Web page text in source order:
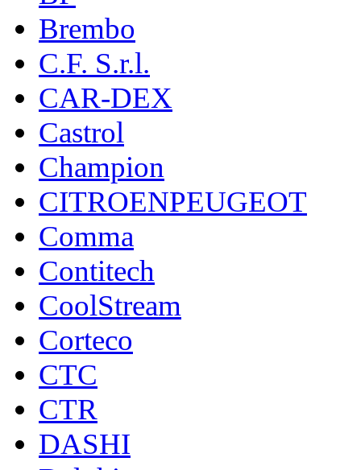
Brembo
C.F. S.r.l.
CAR-DEX
Castrol
Champion
CITROENPEUGEOT
Comma
Contitech
CoolStream
Corteco
CTC
CTR
DASHI